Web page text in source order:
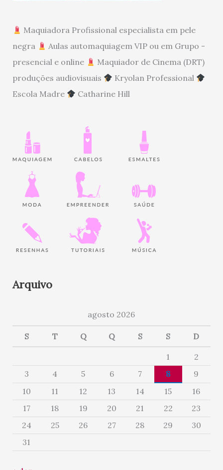
Maquiadora Profissional especialista em pele
negra
Aulas automaquiagem VIP ou em Grupo -
presencial e online
Maquiador de Cinema (DRT)
produções audiovisuais
Kryolan Professional
Escola Madre
Catharine Hill
Arquivo
agosto 2026
S T Q Q S S D
1
2
3
4 5 6 7 8
9
10
11 12 13 14 15
16
17
18 19 20 21 22
23
24
25 26 27 28 29
30
31